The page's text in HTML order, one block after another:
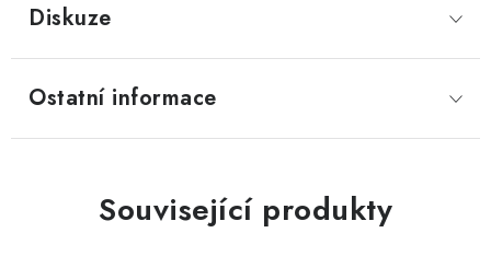
Diskuze
Ostatní informace
Související produkty